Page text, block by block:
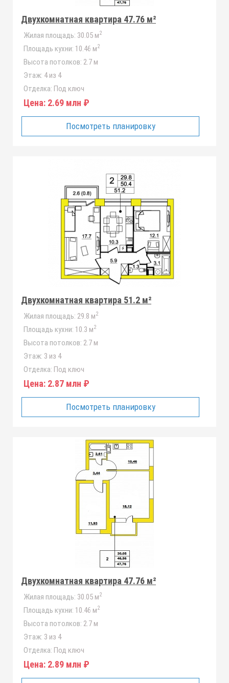
Двухкомнатная квартира 47.76 м²
Жилая площадь: 30.05 м2
Площадь кухни: 10.46 м2
Высота потолков: 2.7 м
Этаж: 4 из 4
Отделка: Под ключ
Цена: 2.69 млн ₽
Посмотреть планировку
Двухкомнатная квартира 51.2 м²
Жилая площадь: 29.8 м2
Площадь кухни: 10.3 м2
Высота потолков: 2.7 м
Этаж: 3 из 4
Отделка: Под ключ
Цена: 2.87 млн ₽
Посмотреть планировку
Двухкомнатная квартира 47.76 м²
Жилая площадь: 30.05 м2
Площадь кухни: 10.46 м2
Высота потолков: 2.7 м
Этаж: 3 из 4
Отделка: Под ключ
Цена: 2.89 млн ₽